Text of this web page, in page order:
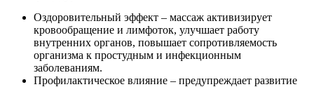
Оздоровительный эффект – массаж активизирует
кровообращение и лимфоток, улучшает работу
внутренних органов, повышает сопротивляемость
организма к простудным и инфекционным
заболеваниям.
Профилактическое влияние – предупреждает развитие